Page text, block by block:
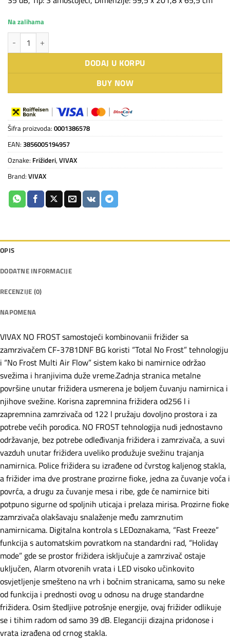
Na zalihama
VIVAX HOME frižider CF-3781DNF BG količina
DODAJ U KORPU
BUY NOW
Šifra proizvoda: 0001386578
EAN: 3856005194957
Oznake: Frižideri, VIVAX
Brand: VIVAX
OPIS
DODATNE INFORMACIJE
RECENZIJE (0)
NAPOMENA
VIVAX NO FROST samostojeći kombinovanii frižider sa
zamrzivačem CF-3781DNF BG koristi “Total No Frost” tehnologiju
i “No Frost Multi Air Flow” sistem kako bi namirnice održao
svežima i hranjivima duže vreme.Zadnja stranica metalne
površine unutar frižidera usmerena je boljem čuvanju namirnica i
njihove svežine. Korisna zapremnina frižidera od256 l i
zapremnina zamrzivača od 122 l pružaju dovoljno prostora i za
potrebe većih porodica. NO FROST tehnologija nudi jednostavno
održavanje, bez potrebe odleđivanja frižidera i zamrzivača, a suvi
vazduh unutar frižidera uveliko produžuje svežinu trajanja
namirnica. Police frižidera su izrađene od čvrstog kaljenog stakla,
a frižider ima dve prostrane prozirne fioke, jedna za čuvanje voća i
povrća, a drugu za čuvanje mesa i ribe, gde će namirnice biti
potpuno sigurne od spoljnih uticaja i prelaza mirisa. Prozirne fioke
zamrzivača olakšavaju snalaženje među zamrznutim
namirnicama. Digitalna kontrola s LEDoznakama, “Fast Freeze”
funkcija s automatskim povratkom na standardni rad, “Holiday
mode” gde se prostor frižidera isključuje a zamrzivač ostaje
uključen, Alarm otvorenih vrata i LED visoko učinkovito
osvjetljenje smešteno na vrh i bočnim stranicama, samo su neke
od funkcija i prednosti ovog u odnosu na druge standardne
frižidera. Osim štedljive potrošnje energije, ovaj frižider odlikuje
se i tihim radom od samo 39 dB. Eleganciji dizajna pridonose i
vrata izrađena od crnog stakla.